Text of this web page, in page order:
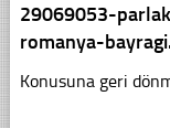
29069053-
romanya-
Konusuna geri